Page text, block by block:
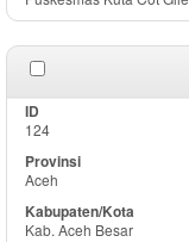
124
Aceh
Kab. Aceh Besar